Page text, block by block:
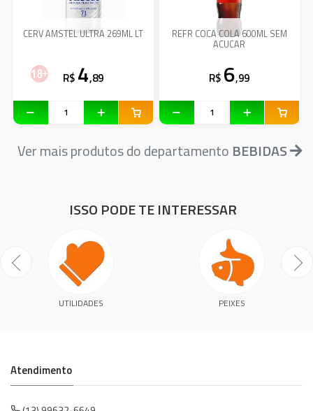
CERV AMSTEL ULTRA 269ML LT
R$ 4,89
REFR COCA COLA 600ML SEM
ACUCAR
R$ 6,99
Ver mais produtos do departamento BEBIDAS
ISSO PODE TE INTERESSAR
UTILIDADES PEIXES
Atendimento